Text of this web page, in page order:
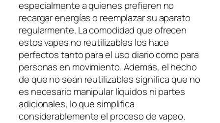
especialmente a quienes prefieren no
recargar energías o reemplazar su aparato
regularmente. La comodidad que ofrecen
estos vapes no reutilizables los hace
perfectos tanto para el uso diario como para
personas en movimiento. Además, el hecho
de que no sean reutilizables significa que no
es necesario manipular líquidos ni partes
adicionales, lo que simplifica
considerablemente el proceso de vapeo.